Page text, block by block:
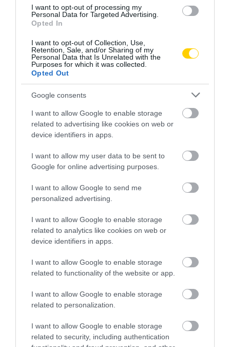
I want to opt-out of processing my
Personal Data for Targeted Advertising.
Opted In
I want to opt-out of Collection, Use,
Retention, Sale, and/or Sharing of my
Personal Data that Is Unrelated with the
Purposes for which it was collected.
Opted Out
Google consents
I want to allow Google to enable storage
related to advertising like cookies on web or
device identifiers in apps.
I want to allow my user data to be sent to
Google for online advertising purposes.
I want to allow Google to send me
personalized advertising.
I want to allow Google to enable storage
related to analytics like cookies on web or
device identifiers in apps.
I want to allow Google to enable storage
related to functionality of the website or app.
I want to allow Google to enable storage
related to personalization.
I want to allow Google to enable storage
related to security, including authentication
BIZTONSÁG OTTHON